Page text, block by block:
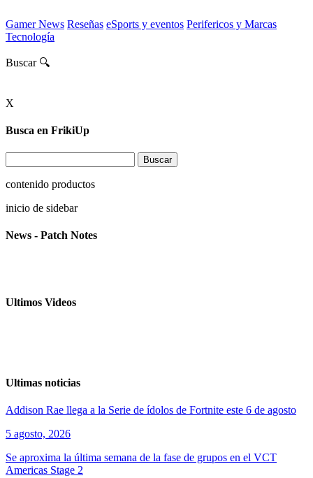
Gamer News Reseñas eSports y eventos Perifericos y Marcas
Tecnología
Buscar 🔍
X
Busca en FrikiUp
contenido productos
inicio de sidebar
News - Patch Notes
Ultimos Videos
Ultimas noticias
Addison Rae llega a la Serie de ídolos de Fortnite este 6 de agosto
5 agosto, 2026
Se aproxima la última semana de la fase de grupos en el VCT
Americas Stage 2